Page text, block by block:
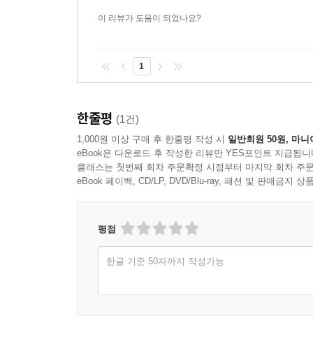
이 리뷰가 도움이 되었나요?
1
한줄평 (1건)
1,000원 이상 구매 후 한줄평 작성 시 일반회원 50원, 마니
eBook은 다운로드 후 작성한 리뷰만 YES포인트 지급됩니
클래스는 첫번째 회차 주문확정 시점부터 마지막 회차 주
eBook 페이백, CD/LP, DVD/Blu-ray, 패션 및 판매금지 상
평점
한글 기준 50자까지 작성가능